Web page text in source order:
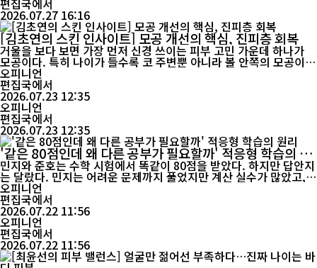
만의 문제...
편집국에서
2026.07.27 16:16
[김초연의 스킨 인사이트] 모공 개선의 핵심, 진피층 회복
거울을 보다 보면 가장 먼저 신경 쓰이는 피부 고민 가운데 하나가
모공이다. 특히 나이가 들수록 코 주변뿐 아니라 볼 안쪽의 모공이
둥근 형태에서 세로로 길게 늘어나고, 피부결까지 거칠어 보인다는
고민을 하는 사람이 많다. 대부분은 이를 피지가 많아진 탓으로 여기
지만, 피부생리학적으로는 조금 다른 접근이 필요하다. 실제로 눈에
띄는 모공은 피지 분비뿐 아니라 피부 탄력 저하와 진피 구조의 변화
가 복합적으로 ...
오피니언
편집국에서
2026.07.23 12:35
오피니언
편집국에서
2026.07.23 12:35
'같은 80점인데 왜 다른 공부가 필요할까' 적응형 학습의 원
리
민지와 준호는 수학 시험에서 똑같이 80점을 받았다. 하지만 답안지
는 달랐다. 민지는 어려운 문제까지 풀었지만 계산 실수가 많았고,
준호는 쉬운 문제는 맞혔지만 응용 문제에서는 손을 대지 못했다. 점
수만 본 시스템이라면 두 사람에게 같은 보충 강의를 추천할 것이다.
그러나 좋은 교사는 다르게 판단한다. 민지에게는 실수 점검이, 준호
에게는 개념을 적용하는 연습이 필요하다는 것을 알아챈다. 적응형
학습은 이런 ...
오피니언
편집국에서
2026.07.22 11:56
오피니언
편집국에서
2026.07.22 11:56